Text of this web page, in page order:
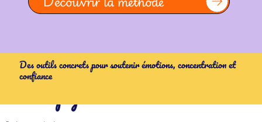
L'accompagnement
Des outils concrets pour soutenir émotions, concentration et
confiance